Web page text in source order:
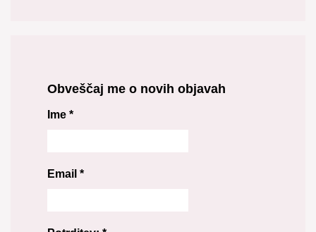
Obveščaj me o novih objavah
Ime *
Email *